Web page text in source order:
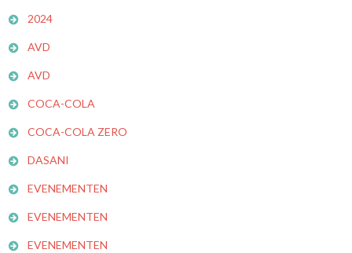
2024
AVD
AVD
COCA-COLA
COCA-COLA ZERO
DASANI
EVENEMENTEN
EVENEMENTEN
EVENEMENTEN